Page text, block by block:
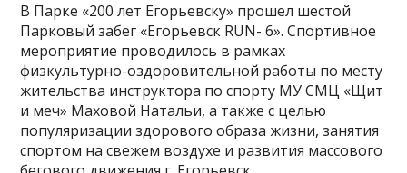
В Парке «200 лет Егорьевску» прошел шестой
Парковый забег «Егорьевск RUN- 6». Спортивное
мероприятие проводилось в рамках
физкультурно-оздоровительной работы по месту
жительства инструктора по спорту МУ СМЦ «Щит
и меч» Маховой Натальи, а также с целью
популяризации здорового образа жизни, занятия
спортом на свежем воздухе и развития массового